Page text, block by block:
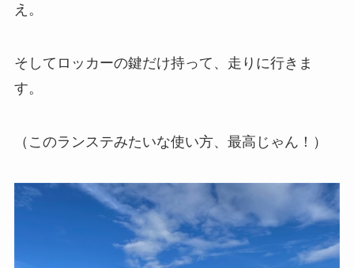
え。
そしてロッカーの鍵だけ持って、走りに行きま
す。
（このランステみたいな使い方、最高じゃん！）